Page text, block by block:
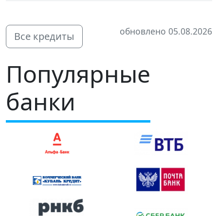
Все кредиты обновлено 05.08.2026
Популярные
банки